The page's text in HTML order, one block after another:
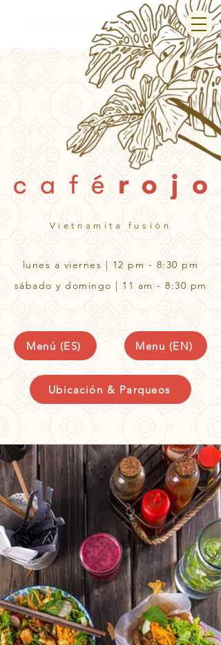
Vietnamita fusión
lunes a viernes | 12 pm - 8:30 pm
​sábado y domingo | 11 am - 8:30 pm
Menú (ES) Menu (EN)
Ubicación & Parqueos